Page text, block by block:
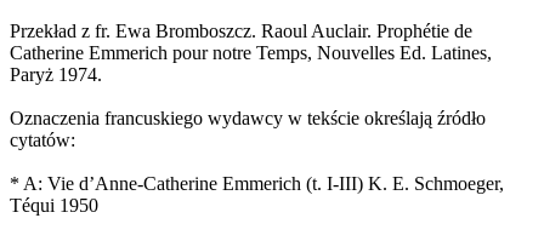
Przekład z fr. Ewa Bromboszcz. Raoul Auclair. Prophétie de
Catherine Emmerich pour notre Temps, Nouvelles Ed. Latines,
Paryż 1974.
Oznaczenia francuskiego wydawcy w tekście określają źródło
cytatów:
* A: Vie d’Anne-Catherine Emmerich (t. I-III) K. E. Schmoeger,
Téqui 1950